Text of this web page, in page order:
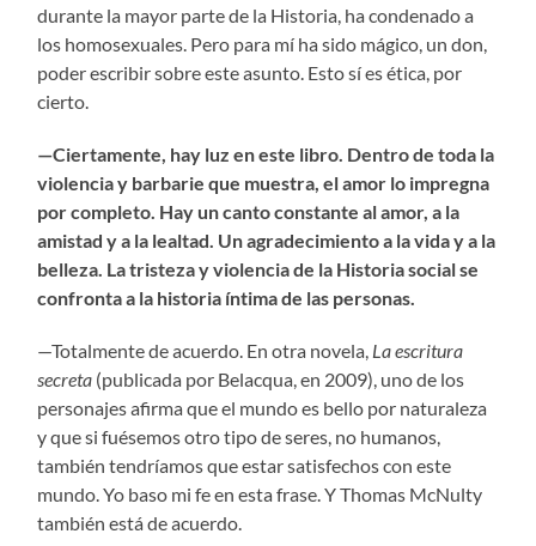
durante la mayor parte de la Historia, ha condenado a
los homosexuales. Pero para mí ha sido mágico, un don,
poder escribir sobre este asunto. Esto sí es ética, por
cierto.
—Ciertamente, hay luz en este libro. Dentro de toda la
violencia y barbarie que muestra, el amor lo impregna
por completo. Hay un canto constante al amor, a la
amistad y a la lealtad. Un agradecimiento a la vida y a la
belleza. La tristeza y violencia de la Historia social se
confronta a la historia íntima de las personas.
—Totalmente de acuerdo. En otra novela, La escritura
secreta (publicada por Belacqua, en 2009), uno de los
personajes afirma que el mundo es bello por naturaleza
y que si fuésemos otro tipo de seres, no humanos,
también tendríamos que estar satisfechos con este
mundo. Yo baso mi fe en esta frase. Y Thomas McNulty
también está de acuerdo.